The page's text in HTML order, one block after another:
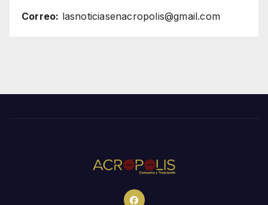
Correo: lasnoticiasenacropolis@gmail.com